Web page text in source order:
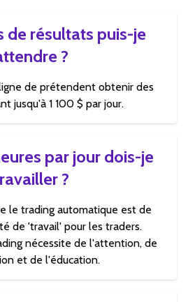
de résultats puis-je
?
de prétendent obtenir des
jusqu'à 1 100 $ par jour.
par jour dois-je
?
le trading automatique est de
de 'travail' pour les traders.
nécessite de l'attention, de
et de l'éducation.